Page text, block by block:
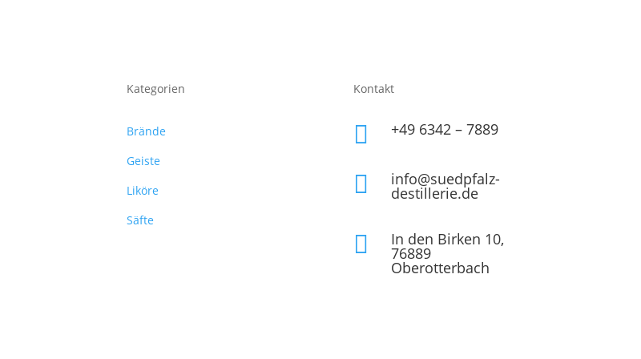
Kategorien
Brände
Geiste
Liköre
Säfte
Kontakt
 +49 6342 – 7889
 info@suedpfalz-
destillerie.de
 In den Birken 10,
76889
Oberotterbach